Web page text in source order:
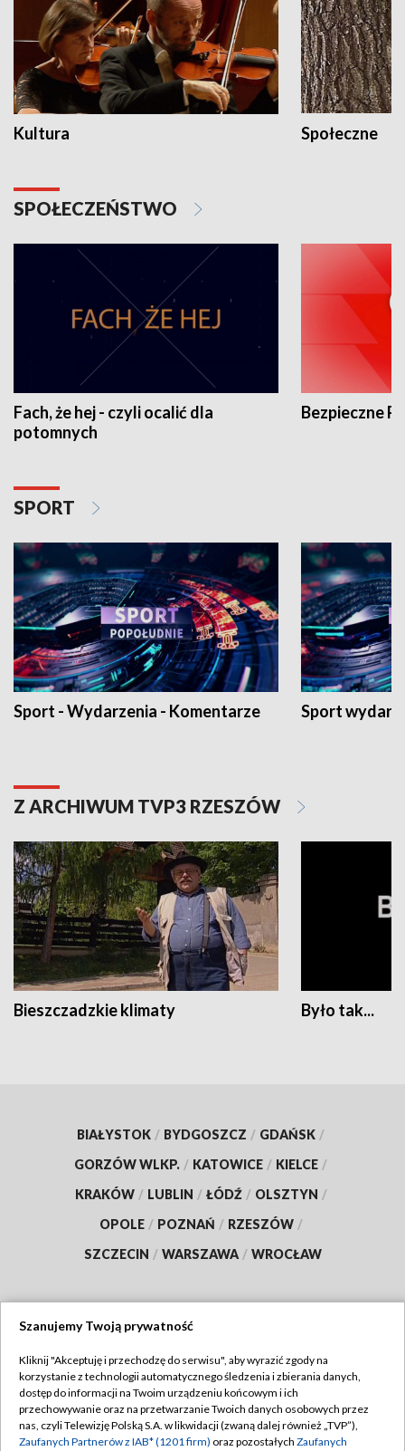
Kultura Społeczne
SPOŁECZEŃSTWO
Fach, że hej - czyli ocalić dla
potomnych
Bezpieczne
SPORT
Sport - Wydarzenia - Komentarze Sport
Z ARCHIWUM TVP3 RZESZÓW
Bieszczadzkie klimaty Było tak...
BIAŁYSTOK / BYDGOSZCZ / GDAŃSK /
GORZÓW WLKP. / KATOWICE / KIELCE /
KRAKÓW / LUBLIN / ŁÓDŹ / OLSZTYN /
OPOLE / POZNAŃ / RZESZÓW /
SZCZECIN / WARSZAWA / WROCŁAW
TVP
Abonament TVP
Emisja w TVP
Regulamin TVP
Polityka prywatności
Szanujemy Twoją prywatność
Kliknij "Akceptuję i przechodzę do serwisu", aby wyrazić zgody na
korzystanie z technologii automatycznego śledzenia i zbierania danych,
dostęp do informacji na Twoim urządzeniu końcowym i ich
przechowywanie oraz na przetwarzanie Twoich danych osobowych przez
nas, czyli Telewizję Polską S.A. w likwidacji (zwaną dalej również „TVP”),
Zaufanych Partnerów z IAB* (1201 firm) oraz pozostałych Zaufanych